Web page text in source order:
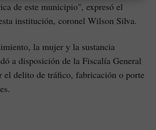
de este municipio", expresó el
institución, coronel Wilson Silva.
la mujer y la sustancia
a disposición de la Fiscalía General
el delito de tráfico, fabricación o porte